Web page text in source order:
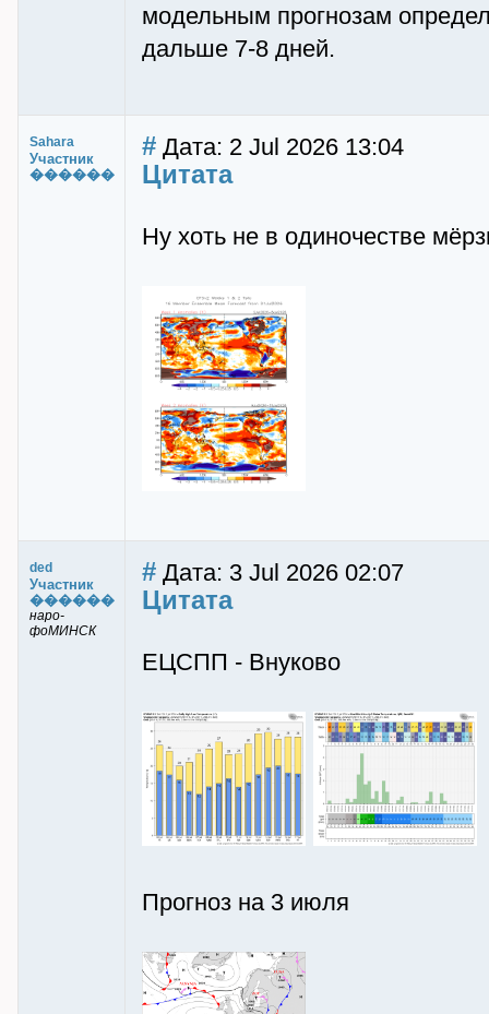
модельным прогнозам
дальше 7-8 дней.
Sahara
Участник
������
# Дата: 2 Jul 2026 13:04
Цитата
Ну хоть не в одиночестве
ded
Участник
������
наро-
фоМИНСК
# Дата: 3 Jul 2026 02:07
Цитата
ЕЦСПП - Внуково
Прогноз на 3 июля